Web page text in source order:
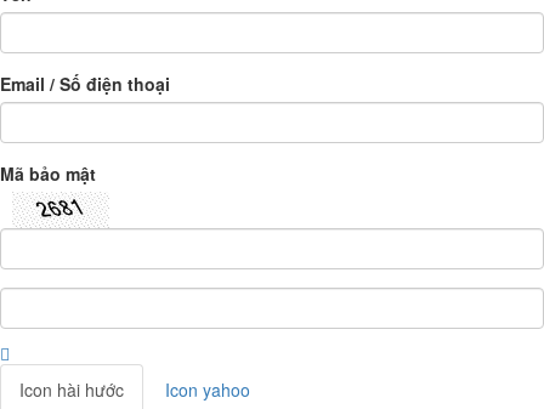
Email / Số điện thoại
Mã bảo mật
Icon hài hước Icon yahoo